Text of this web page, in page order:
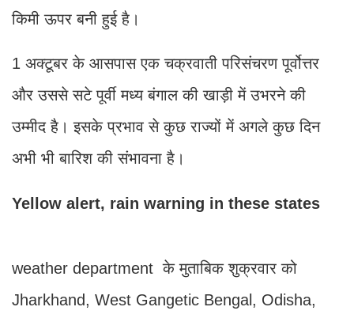
किमी ऊपर बनी हुई है।
1 अक्टूबर के आसपास एक चक्रवाती परिसंचरण पूर्वोत्तर
और उससे सटे पूर्वी मध्य बंगाल की खाड़ी में उभरने की
उम्मीद है। इसके प्रभाव से कुछ राज्यों में अगले कुछ दिन
अभी भी बारिश की संभावना है।
Yellow alert, rain warning in these states
weather department के मुताबिक शुक्रवार को
Jharkhand, West Gangetic Bengal, Odisha,